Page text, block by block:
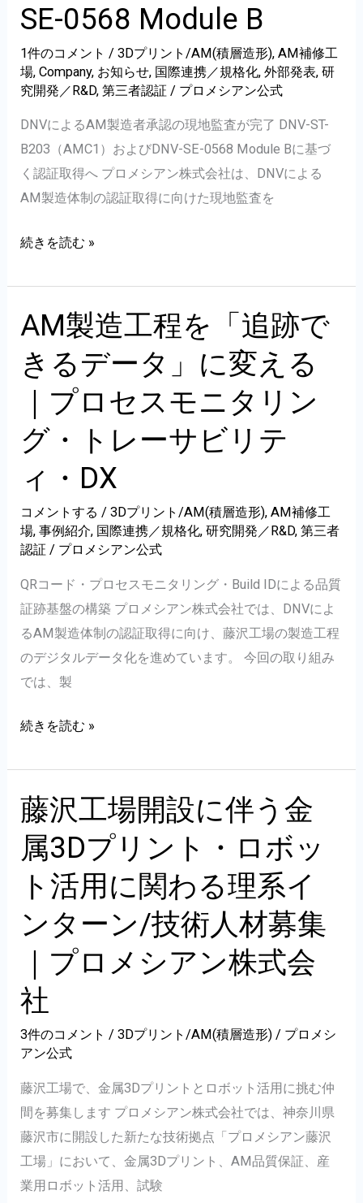
ウ
ビ
ナ
イ
工
見
学
SE-0568 Module B
1件のコメント /3Dプリント/AM(積層造形),AM補修工
場,Company, お知らせ, 国際連携／規格化,外部発表,研
究開発／R&D,第三者認証 / プロメシアン公式
DNVによるAM製造者承認の現地監査が完了 DNV-ST-
B203（AMC1）およびDNV-SE-0568 Module Bに基づ
く認証取得へ プロメシアン株式会社は、DNVによる
AM製造体制の認証取得に向けた現地監査を
DNV
よ
る
AM
製
制
現
地
監
査
が
完
了
｜
DNV-
B203
0568
Module
B
続きを読む »
AM製造工程を「追跡で
きるデータ」に変える
｜プロセスモニタリン
グ・トレーサビリテ
ィ・DX
コメントする /3Dプリント/AM(積層造形),AM補修工
場,事例紹介, 国際連携／規格化,研究開発／R&D,第三者
認証 / プロメシアン公式
QRコード・プロセスモニタリング・Build IDによる品質
証跡基盤の構築 プロメシアン株式会社では、DNVによ
るAM製造体制の認証取得に向け、藤沢工場の製造工程
のデジタルデータ化を進めています。 今回の取り組み
では、製
AM
造
工
程
を
「追
跡
で
デ
ー
タ」
変
え
る
｜
プ
続きを読む »
藤沢工場開設に伴う金
属3Dプリント・ロボッ
ト活用に関わる理系イ
ンターン/技術人材募集
｜プロメシアン株式会
社
3件のコメント /3Dプリント/AM(積層造形) / プロメシ
アン公式
藤沢工場で、金属3Dプリントとロボット活用に挑む仲
間を募集します プロメシアン株式会社では、神奈川県
藤沢市に開設した新たな技術拠点「プロメシアン藤沢
工場」において、金属3Dプリント、AM品質保証、産
業用ロボット活用、試験